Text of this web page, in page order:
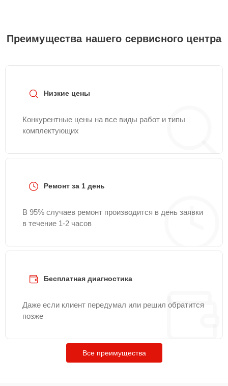
Преимущества нашего сервисного центра
Низкие цены
Конкурентные цены на все виды работ и типы
комплектующих
Ремонт за 1 день
В 95% случаев ремонт производится в день заявки
в течение 1-2 часов
Бесплатная диагностика
Даже если клиент передумал или решил обратится
позже
Все преимущества